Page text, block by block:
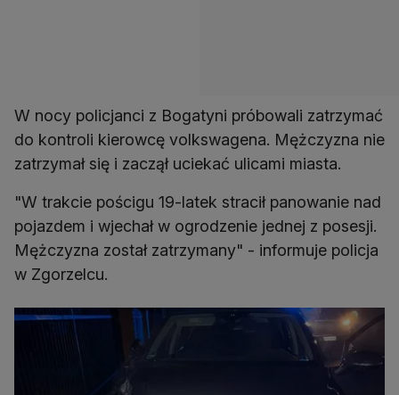
W nocy policjanci z Bogatyni próbowali zatrzymać
do kontroli kierowcę volkswagena. Mężczyzna nie
zatrzymał się i zaczął uciekać ulicami miasta.
"W trakcie pościgu 19-latek stracił panowanie nad
pojazdem i wjechał w ogrodzenie jednej z posesji.
Mężczyzna został zatrzymany" - informuje policja
w Zgorzelcu.